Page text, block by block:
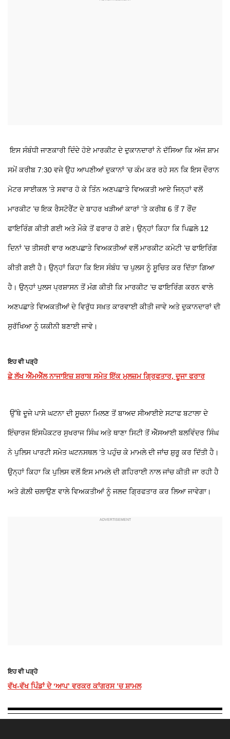
ਇਸ ਸੰਬੰਧੀ ਜਾਣਕਾਰੀ ਦਿੰਦੇ ਹੋਏ ਮਾਰਕੀਟ ਦੇ ਦੁਕਾਨਦਾਰਾਂ ਨੇ ਦੱਸਿਆ ਕਿ ਅੱਜ ਸ਼ਾਮ
ਸਮੇਂ ਕਰੀਬ 7:30 ਵਜੇ ਉਹ ਆਪਣੀਆਂ ਦੁਕਾਨਾਂ ’ਚ ਕੰਮ ਕਰ ਰਹੇ ਸਨ ਕਿ ਇਸ ਦੌਰਾਨ
ਮੋਟਰ ਸਾਈਕਲ ’ਤੇ ਸਵਾਰ ਹੋ ਕੇ ਤਿੰਨ ਅਣਪਛਾਤੇ ਵਿਅਕਤੀ ਆਏ ਜਿਨ੍ਹਾਂ ਵਲੋਂ
ਮਾਰਕੀਟ ’ਚ ਇਕ ਰੈਸਟੋਰੈਂਟ ਦੇ ਬਾਹਰ ਖੜੀਆਂ ਕਾਰਾਂ ’ਤੇ ਕਰੀਬ 6 ਤੋਂ 7 ਰੌਂਦ
ਫਾਇਰਿੰਗ ਕੀਤੀ ਗਈ ਅਤੇ ਮੌਕੇ ਤੋਂ ਫਰਾਰ ਹੋ ਗਏ। ਉਨ੍ਹਾਂ ਕਿਹਾ ਕਿ ਪਿਛਲੇ 12
ਦਿਨਾਂ ’ਚ ਤੀਸਰੀ ਵਾਰ ਅਣਪਛਾਤੇ ਵਿਅਕਤੀਆਂ ਵਲੋਂ ਮਾਰਕੀਟ ਕਮੇਟੀ ’ਚ ਫਾਇਰਿੰਗ
ਕੀਤੀ ਗਈ ਹੈ। ਉਨ੍ਹਾਂ ਕਿਹਾ ਕਿ ਇਸ ਸੰਬੰਧ ’ਚ ਪੁਲਸ ਨੂੰ ਸੂਚਿਤ ਕਰ ਦਿੱਤਾ ਗਿਆ
ਹੈ। ਉਨ੍ਹਾਂ ਪੁਲਸ ਪ੍ਰਸ਼ਾਸਨ ਤੋਂ ਮੰਗ ਕੀਤੀ ਕਿ ਮਾਰਕੀਟ ’ਚ ਫਾਇਰਿੰਗ ਕਰਨ ਵਾਲੇ
ਅਣਪਛਾਤੇ ਵਿਅਕਤੀਆਂ ਦੇ ਵਿਰੁੱਧ ਸਖ਼ਤ ਕਾਰਵਾਈ ਕੀਤੀ ਜਾਵੇ ਅਤੇ ਦੁਕਾਨਦਾਰਾਂ ਦੀ
ਸੁਰੱਖਿਆ ਨੂੰ ਯਕੀਨੀ ਬਣਾਈ ਜਾਵੇ।
ਇਹ ਵੀ ਪੜ੍ਹੋ
ਛੇ ਲੱਖ ਐੱਮਐੱਲ ਨਾਜਾਇਜ਼ ਸ਼ਰਾਬ ਸਮੇਤ ਇੱਕ ਮੁਲਜ਼ਮ ਗ੍ਰਿਫਤਾਰ, ਦੂਜਾ ਫਰਾਰ
ਉੱਥੇ ਦੂਜੇ ਪਾਸੇ ਘਟਨਾ ਦੀ ਸੂਚਨਾ ਮਿਲਣ ਤੋਂ ਬਾਅਦ ਸੀਆਈਏ ਸਟਾਫ ਬਟਾਲਾ ਦੇ
ਇੰਚਾਰਜ ਇੰਸਪੈਕਟਰ ਸੁਖਰਾਜ ਸਿੰਘ ਅਤੇ ਥਾਣਾ ਸਿਟੀ ਤੋਂ ਐੱਸਆਈ ਬਲਵਿੰਦਰ ਸਿੰਘ
ਨੇ ਪੁਲਿਸ ਪਾਰਟੀ ਸਮੇਤ ਘਟਨਸਥਲ ’ਤੇ ਪਹੁੰਚ ਕੇ ਮਾਮਲੇ ਦੀ ਜਾਂਚ ਸ਼ੁਰੂ ਕਰ ਦਿੱਤੀ ਹੈ।
ਉਨ੍ਹਾਂ ਕਿਹਾ ਕਿ ਪੁਲਿਸ ਵਲੋਂ ਇਸ ਮਾਮਲੇ ਦੀ ਗਹਿਰਾਈ ਨਾਲ ਜਾਂਚ ਕੀਤੀ ਜਾ ਰਹੀ ਹੈ
ਅਤੇ ਗੋਲ਼ੀ ਚਲਾਉਣ ਵਾਲੇ ਵਿਅਕਤੀਆਂ ਨੂੰ ਜਲਦ ਗ੍ਰਿਫਤਾਰ ਕਰ ਲਿਆ ਜਾਵੇਗਾ।
ਇਹ ਵੀ ਪੜ੍ਹੋ
ਵੱਖ-ਵੱਖ ਪਿੰਡਾਂ ਦੇ ‘ਆਪ’ ਵਰਕਰ ਕਾਂਗਰਸ ’ਚ ਸ਼ਾਮਲ